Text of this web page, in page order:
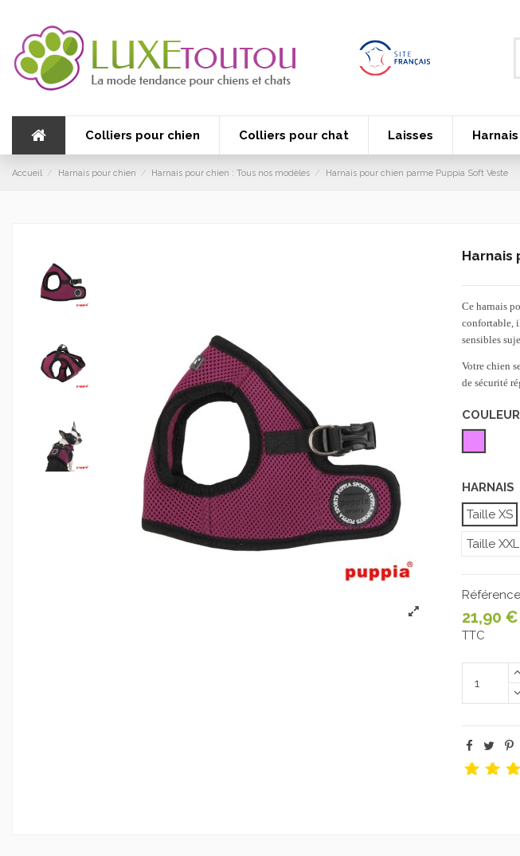
Colliers pour chien Colliers pour chat Laisses Harnais
Accueil Harnais pour chien Harnais pour chien : Tous nos modèles Harnais pour chien parme Puppia Soft Veste
Harnais
Ce harnais
confortable,
sensibles
Votre chien
de sécurité
COULEUR
HARNAIS
Taille XS
Taille XXL
Référence
21,90 €
TTC